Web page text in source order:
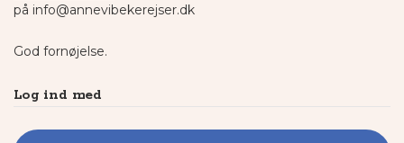
på info@annevibekerejser.dk
God fornøjelse.
Log ind med